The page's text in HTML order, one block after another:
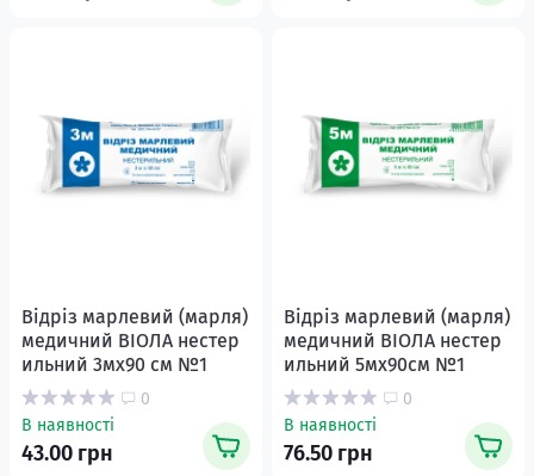
Відріз марлевий (марля)
медичний ВІОЛА нестер
ильний 3мх90 см №1
0
В наявності
43.00 грн
Відріз марлевий (марля)
медичний ВІОЛА нестер
ильний 5мх90см №1
0
В наявності
76.50 грн